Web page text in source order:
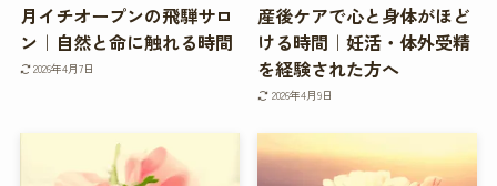
月イチオープンの飛騨サロ
ン｜自然と命に触れる時間
2026年4月7日
産後ケアで心と身体がほど
ける時間｜妊活・体外受精
を経験された方へ
2026年4月9日